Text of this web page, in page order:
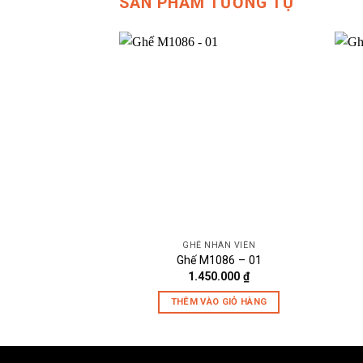
GHẾ NHÂN VIÊN
Ghế M1086 – 01
1.450.000₫
THÊM VÀO GIỎ HÀNG